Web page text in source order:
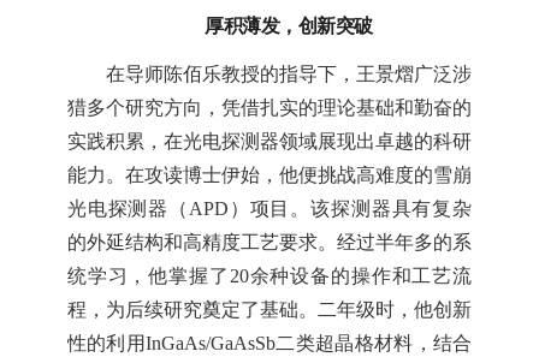
厚积薄发，创新突破
在导师陈佰乐教授的指导下，王景熠广泛涉
猎多个研究方向，凭借扎实的理论基础和勤奋的
实践积累，在光电探测器领域展现出卓越的科研
能力。在攻读博士伊始，他便挑战高难度的雪崩
光电探测器（APD）项目。该探测器具有复杂
的外延结构和高精度工艺要求。经过半年多的系
统学习，他掌握了20余种设备的操作和工艺流
程，为后续研究奠定了基础。二年级时，他创新
性的利用InGaAs/GaAsSb二类超晶格材料，结合